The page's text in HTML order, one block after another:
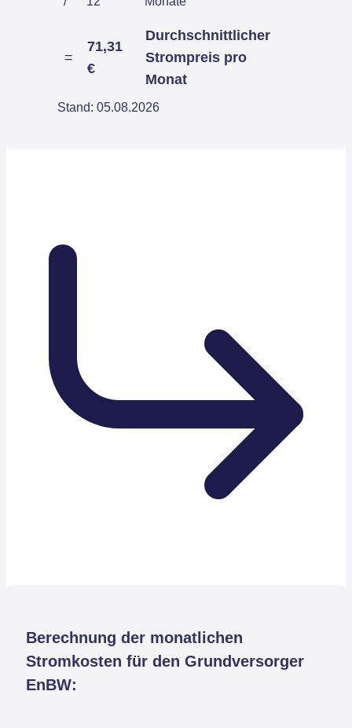
=
71,31
€
Durchschnittlicher
Strompreis pro
Monat
Stand: 05.08.2026
Berechnung der monatlichen
Stromkosten für den Grundversorger
EnBW: